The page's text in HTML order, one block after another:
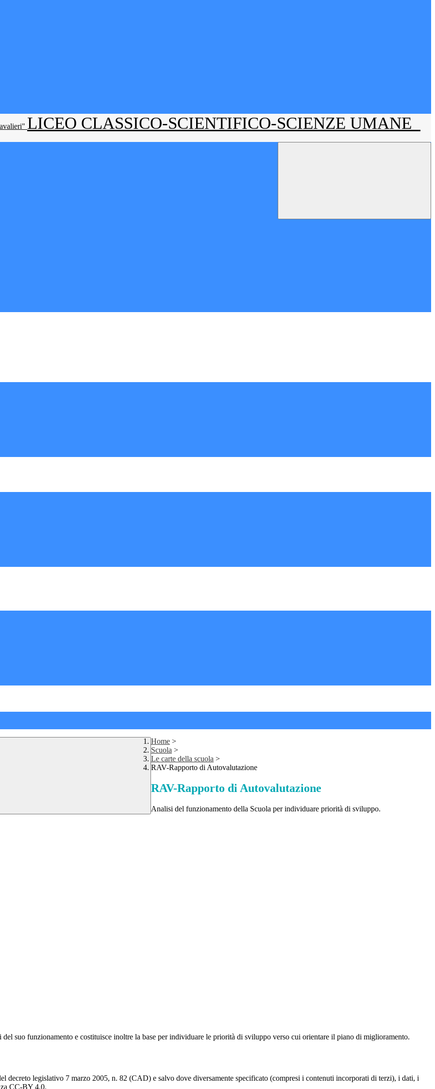
LICEO CLASSICO-SCIENTIFICO-SCIENZE UMANE
Home >
Scuola >
Le carte della scuola >
RAV-Rapporto di Autovalutazione
RAV-Rapporto di Autovalutazione
Analisi del funzionamento della Scuola per individuare priorità di sviluppo.
suo funzionamento e costituisce inoltre la base per individuare le priorità di sviluppo verso cui orientare il piano di miglioramento.
decreto legislativo 7 marzo 2005, n. 82 (CAD) e salvo dove diversamente specificato (compresi i contenuti incorporati di terzi), i dati, i
CC-BY 4.0.